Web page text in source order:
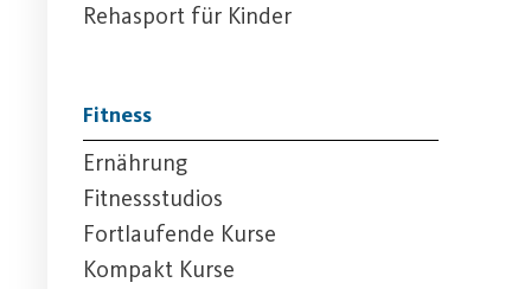
Rehasport für Kinder
Fitness
Ernährung
Fitnessstudios
Fortlaufende Kurse
Kompakt Kurse